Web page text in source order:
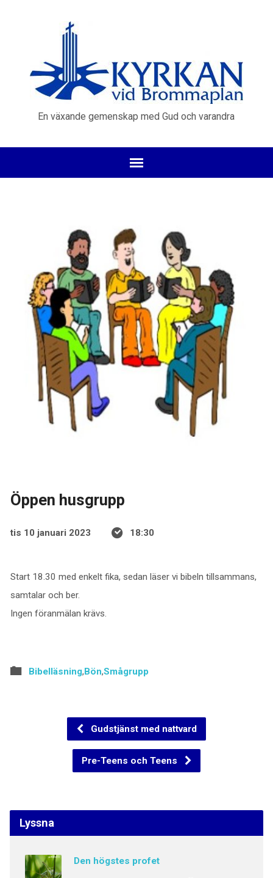
En växande gemenskap med Gud och varandra
Öppen husgrupp
tis 10 januari 2023 18:30
Start 18.30 med enkelt fika, sedan läser vi bibeln tillsammans,
samtalar och ber.
Ingen föranmälan krävs.
Bibelläsning,Bön,Smågrupp
Gudstjänst med nattvard
Pre-Teens och Teens
Lyssna
Den högstes profet